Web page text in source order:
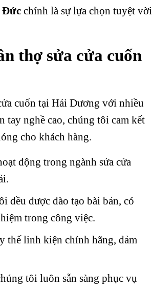
Đức chính là sự lựa chọn tuyệt vời
thợ sửa cửa cuốn
cuốn tại Hải Dương với nhiều
nghề cao, chúng tôi cam kết
cho khách hàng.
động trong ngành sửa cửa
đều được đào tạo bài bản, có
trong công việc.
thế linh kiện chính hãng, đảm
tôi luôn sẵn sàng phục vụ